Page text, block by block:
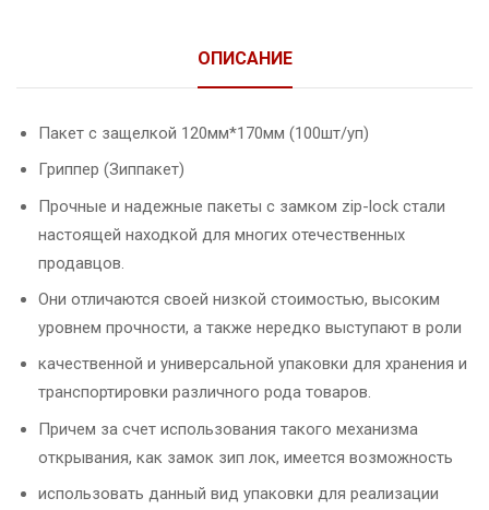
ОПИСАНИЕ
Пакет с защелкой 120мм*170мм (100шт/уп)
Гриппер (Зиппакет)
Прочные и надежные пакеты с замком zip-lock стали
настоящей находкой для многих отечественных
продавцов.
Они отличаются своей низкой стоимостью, высоким
уровнем прочности, а также нередко выступают в роли
качественной и универсальной упаковки для хранения и
транспортировки различного рода товаров.
Причем за счет использования такого механизма
открывания, как замок зип лок, имеется возможность
использовать данный вид упаковки для реализации